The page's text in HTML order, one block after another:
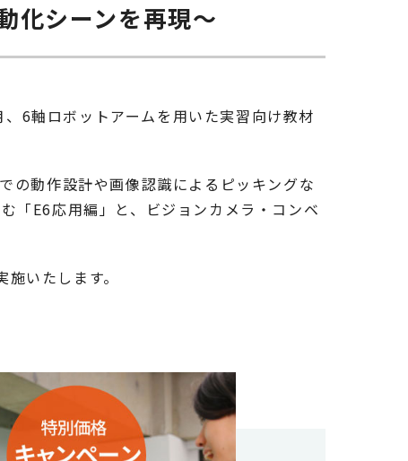
化シーンを再現～
6軸ロボットアームを用いた実習向け教材
の動作設計や画像認識によるピッキングな
「E6応用編」と、ビジョンカメラ・コンベ
いたします。